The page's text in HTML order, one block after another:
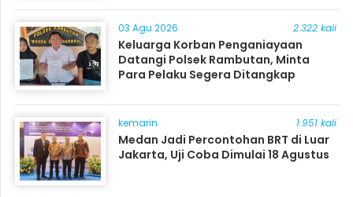
03 Agu 2026 2.322 kali
Keluarga Korban Penganiayaan
Datangi Polsek Rambutan, Minta
Para Pelaku Segera Ditangkap
kemarin 1.951 kali
Medan Jadi Percontohan BRT di Luar
Jakarta, Uji Coba Dimulai 18 Agustus